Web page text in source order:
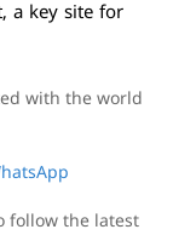
a key site for
with the world
follow the latest